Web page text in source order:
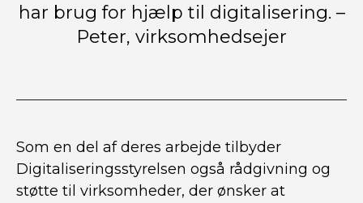
har brug for hjælp til digitalisering. –
Peter, virksomhedsejer
Som en del af deres arbejde tilbyder
Digitaliseringsstyrelsen også rådgivning og
støtte til virksomheder, der ønsker at